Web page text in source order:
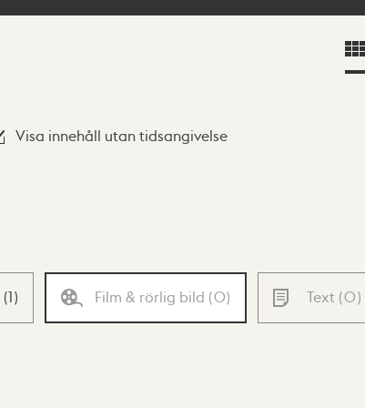
Visa innehåll utan tidsangivelse
(1) Film & rörlig bild (0) Text (0)